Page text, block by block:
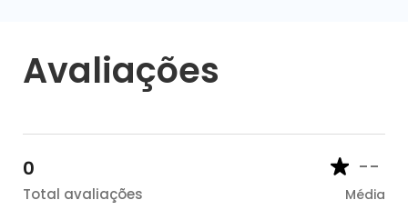
Avaliações
0
Total avaliações
--
Média